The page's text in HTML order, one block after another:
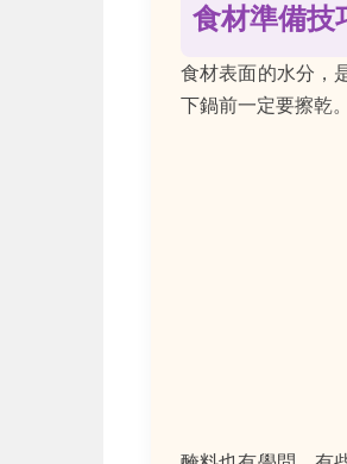
食材準備技
食材表面的水分，
下鍋前一定要擦乾